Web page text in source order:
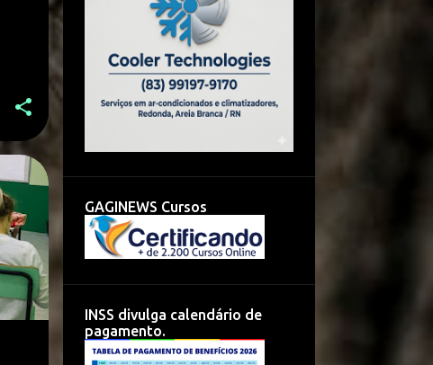
GAGINEWS Cursos
INSS divulga calendário de
pagamento.